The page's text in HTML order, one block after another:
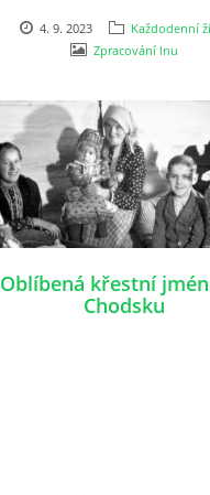
4. 9. 2023
Každodenní
Zpracování lnu
Oblíbená křestní
Chodsku